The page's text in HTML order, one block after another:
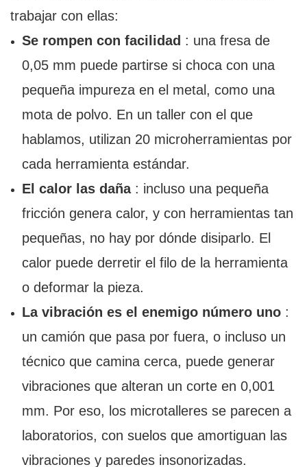
trabajar con ellas:
Se rompen con facilidad : una fresa de
0,05 mm puede partirse si choca con una
pequeña impureza en el metal, como una
mota de polvo. En un taller con el que
hablamos, utilizan 20 microherramientas por
cada herramienta estándar.
El calor las daña: ​​incluso una pequeña
fricción genera calor, y con herramientas tan
pequeñas, no hay por dónde disiparlo. El
calor puede derretir el filo de la herramienta
o deformar la pieza.
La vibración es el enemigo número uno:
un camión que pasa por fuera, o incluso un
técnico que camina cerca, puede generar
vibraciones que alteran un corte en 0,001
mm. Por eso, los microtalleres se parecen a
laboratorios, con suelos que amortiguan las
vibraciones y paredes insonorizadas.